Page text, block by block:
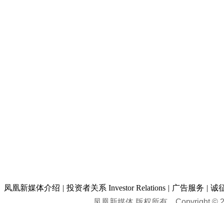
凤凰新媒体介绍 | 投资者关系 Investor Relations | 广告服务 | 诚